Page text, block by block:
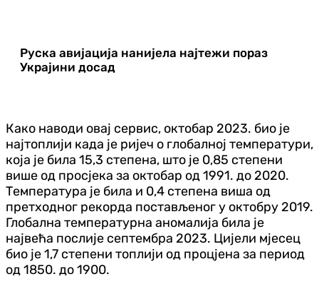
Руска авијација нанијела најтежи пораз
Украјини досад
Како наводи овај сервис, октобар 2023. био је
најтоплији када је ријеч о глобалној температури,
која је била 15,3 степена, што је 0,85 степени
више од просјека за октобар од 1991. до 2020.
Температура је била и 0,4 степена виша од
претходног рекорда постављеног у октобру 2019.
Глобална температурна аномалија била је
највећа послије септембра 2023. Цијели мјесец
био је 1,7 степени топлији од процјена за период
од 1850. до 1900.